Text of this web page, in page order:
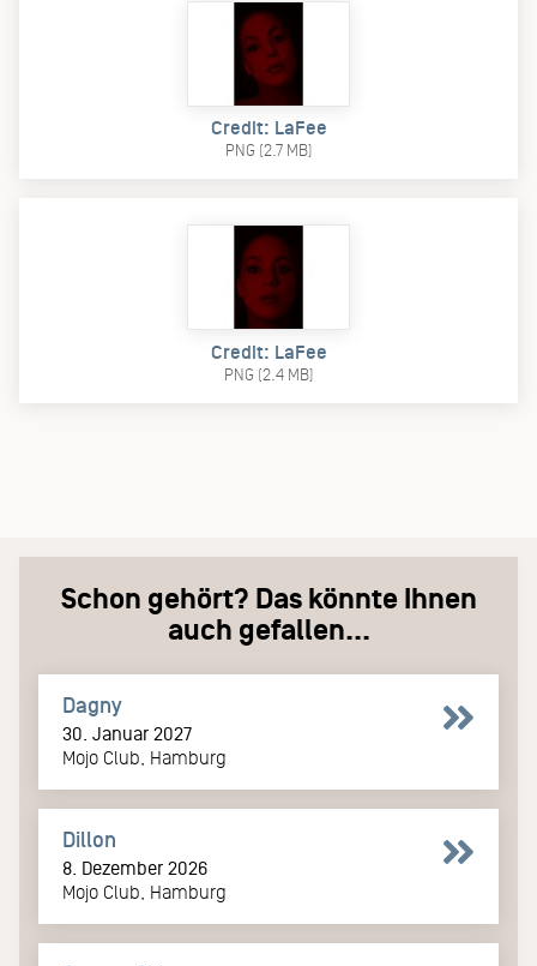
Credit: LaFee
PNG (2.7 MB)
Credit: LaFee
PNG (2.4 MB)
Schon gehört? Das könnte Ihnen
auch gefallen...
Dagny
30. Januar 2027
Mojo Club, Hamburg
Dillon
8. Dezember 2026
Mojo Club, Hamburg